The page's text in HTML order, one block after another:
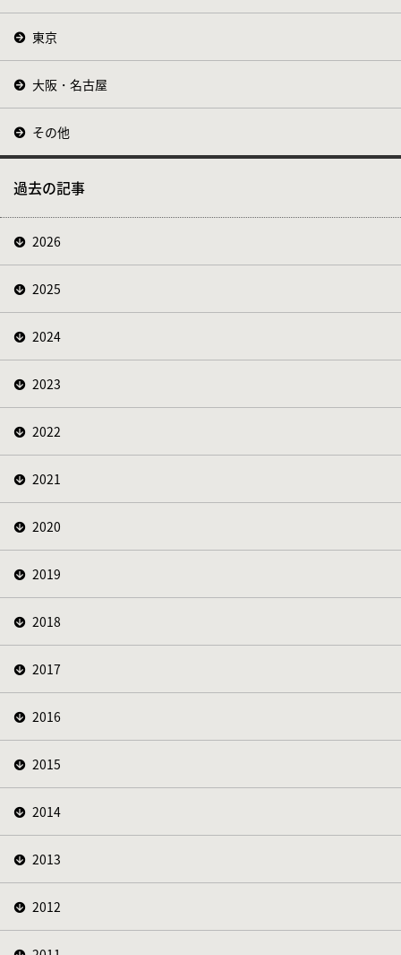
東京
大阪・名古屋
その他
過去の記事
2026
2025
2024
2023
2022
2021
2020
2019
2018
2017
2016
2015
2014
2013
2012